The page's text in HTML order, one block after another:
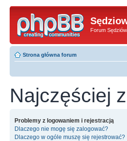
Forum
Strona główna forum
Najczęściej
Problemy z logowaniem i rejestracją
Dlaczego nie mogę się zalogować?
Dlaczego w ogóle muszę się rejestrować?